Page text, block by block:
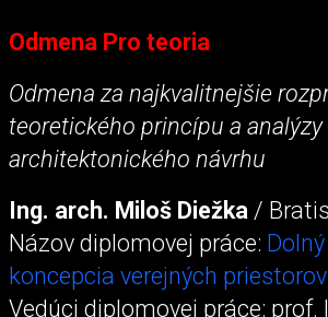
Odmena Pro teoria
Odmena za najkvalitnejšie
teoretického princípu a analýzy
architektonického návrhu
Ing. arch. Miloš Diežka /
Názov diplomovej práce:
koncepcia verejných priestorov
Vedúci diplomovej práce: prof.